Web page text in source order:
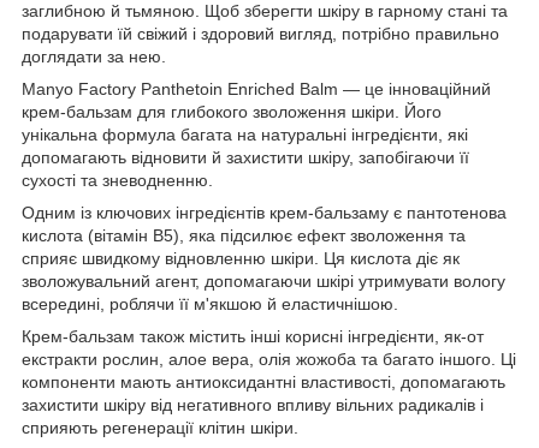
заглибною й тьмяною. Щоб зберегти шкіру в гарному стані та
подарувати їй свіжий і здоровий вигляд, потрібно правильно
доглядати за нею.
Manyo Factory Panthetoin Enriched Balm — це інноваційний
крем-бальзам для глибокого зволоження шкіри. Його
унікальна формула багата на натуральні інгредієнти, які
допомагають відновити й захистити шкіру, запобігаючи її
сухості та зневодненню.
Одним із ключових інгредієнтів крем-бальзаму є пантотенова
кислота (вітамін В5), яка підсилює ефект зволоження та
сприяє швидкому відновленню шкіри. Ця кислота діє як
зволожувальний агент, допомагаючи шкірі утримувати вологу
всередині, роблячи її м'якшою й еластичнішою.
Крем-бальзам також містить інші корисні інгредієнти, як-от
екстракти рослин, алое вера, олія жожоба та багато іншого. Ці
компоненти мають антиоксидантні властивості, допомагають
захистити шкіру від негативного впливу вільних радикалів і
сприяють регенерації клітин шкіри.